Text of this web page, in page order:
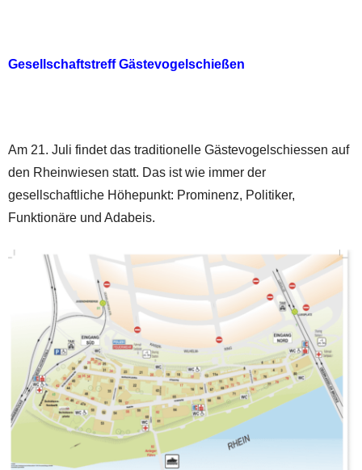
Gesellschaftstreff Gästevogelschießen
Am 21. Juli findet das traditionelle Gästevogelschiessen auf
den Rheinwiesen statt. Das ist wie immer der
gesellschaftliche Höhepunkt: Prominenz, Politiker,
Funktionäre und Adabeis.